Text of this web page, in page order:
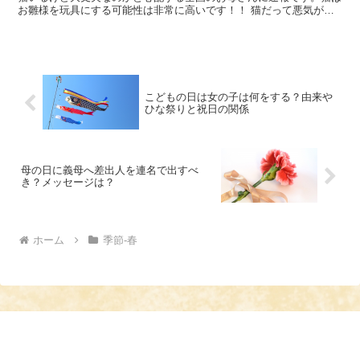
お雛様を玩具にする可能性は非常に高いです！！ 猫だって悪気があ
こどもの日は女の子は何をする？由来や
ひな祭りと祝日の関係
母の日に義母へ差出人を連名で出すべ
き？メッセージは？
ホーム 季節-春